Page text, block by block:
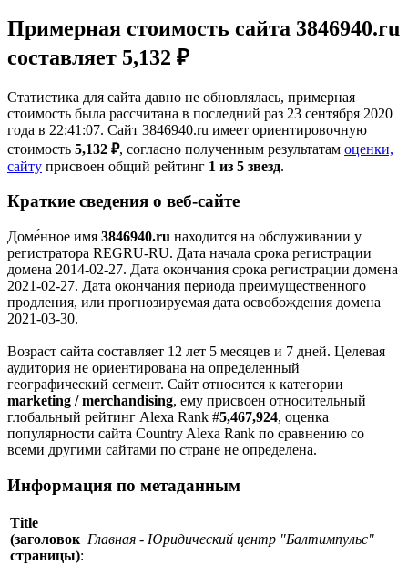
Примерная стоимость сайта 3846940.ru
составляет 5,132 ₽
Статистика для сайта давно не обновлялась, примерная
стоимость была рассчитана в последний раз 23 сентября 2020
года в 22:41:07. Сайт 3846940.ru имеет ориентировочную
стоимость 5,132 ₽, cогласно полученным результатам оценки,
сайту присвоен общий рейтинг 1 из 5 звезд.
Краткие сведения о веб-сайте
Доме́нное имя 3846940.ru находится на обслуживании у
регистратора REGRU-RU. Дата начала срока регистрации
домена 2014-02-27. Дата окончания срока регистрации домена
2021-02-27. Дата окончания периода преимущественного
продления, или прогнозируемая дата освобождения домена
2021-03-30.
Возраст сайта составляет 12 лет 5 месяцев и 7 дней. Целевая
аудитория не ориентирована на определенный
географический сегмент. Сайт относится к категории
marketing / merchandising, ему присвоен относительный
глобальный рейтинг Alexa Rank #5,467,924, оценка
популярности сайта Country Alexa Rank по сравнению со
всеми другими сайтами по стране не определена.
Информация по метаданным
Title
(заголовок
страницы):
Главная - Юридический центр "Балтимпульс"